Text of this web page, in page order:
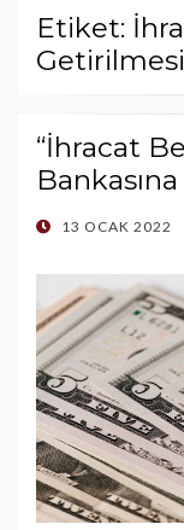
Etiket:
Getirilmesi
“İhracat
POSTED
13 OCAK 2022